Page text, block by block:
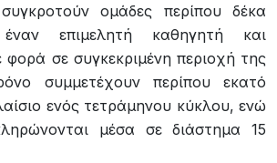
ομάδες περίπου δέκα
επιμελητή καθηγητή και
φορά σε συγκεκριμένη περιοχή της
συμμετέχουν περίπου εκατό
ενός τετράμηνου κύκλου, ενώ
μέσα σε διάστημα 15